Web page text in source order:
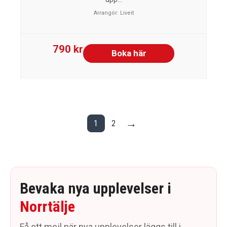
Arrangör: Liveit
790 kr Boka här
1 2 →
Bevaka nya upplevelser i
Norrtälje